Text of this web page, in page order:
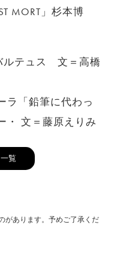
MORT」杉本博
ルテュス 文＝高橋
ラ「鉛筆に代わっ
文＝藤原えりみ
覧
があります。予めご了承くだ